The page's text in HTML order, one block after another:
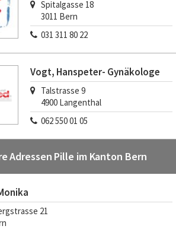
Spitalgasse 18
3011 Bern
031 311 80 22
Vogt, Hanspeter- Gynäkologe
Talstrasse 9
4900 Langenthal
062 550 01 05
Adressen Pille im Kanton Bern
21